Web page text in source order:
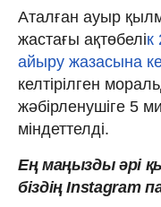
Аталған ауыр
жастағы ақтөбелік
айыру жазасына
келтірілген
жәбірленушіге 5
міндеттелді.
Ең маңызды әрі
біздің Instagram